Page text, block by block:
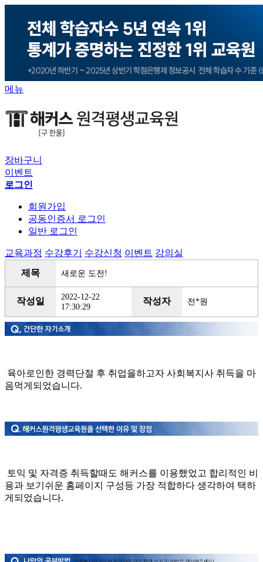
메뉴
장바구니
이벤트
로그인
회원가입
공동인증서 로그인
일반 로그인
교육과정 수강후기 수강신청 이벤트 강의실
제목
새로운 도전!
작성일
2022-12-22
17:30:29
작성자 전*원
육아로인한 경력단절 후 취업을하고자 사회복지사 취득을 마
음먹게되었습니다.
토익 및 자격증 취득할때도 해커스를 이용했었고 합리적인 비
용과 보기쉬운 홈페이지 구성등 가장 적합하다 생각하여 택하
게되었습니다.